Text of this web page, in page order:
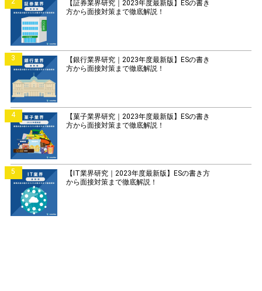
【証券業界研究｜2023年度最新版】ESの書き
方から面接対策まで徹底解説！
3
【銀行業界研究｜2023年度最新版】ESの書き
方から面接対策まで徹底解説！
4
【菓子業界研究｜2023年度最新版】ESの書き
方から面接対策まで徹底解説！
5
【IT業界研究｜2023年度最新版】ESの書き方
から面接対策まで徹底解説！